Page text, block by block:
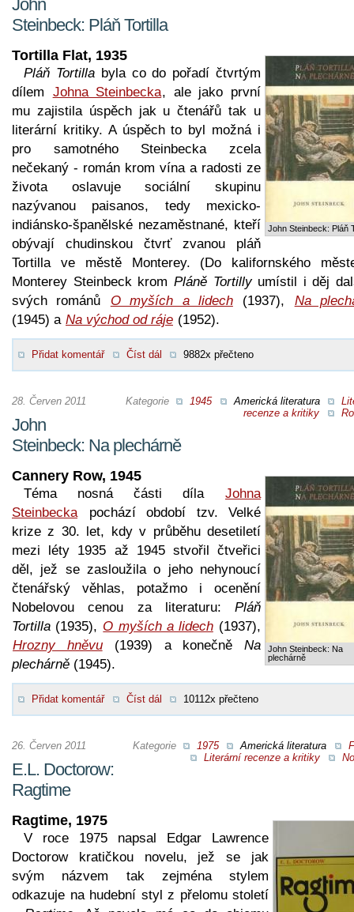
John
Steinbeck: Pláň Tortilla
John Steinbeck: Pláň
Tortilla Flat, 1935
Pláň Tortillabyla co do pořadí čtvrtým
dílem Johna Steinbecka, ale jako první
mu zajistila úspěch jak u čtenářů tak u
literární kritiky. A úspěch to byl možná i
pro samotného Steinbecka zcela
nečekaný - román krom vína a radosti ze
života oslavuje sociální skupinu
nazývanou paisanos, tedy mexicko-
indiánsko-španělské nezaměstnané, kteří
obývají chudinskou čtvrť zvanou pláň
Tortilla ve městě Monterey. (Do kalifornského
Monterey Steinbeck krom Pláně Tortillyumístil i děj
svých románů
O myších a lidech (1937), Na
(1945) a Na východ od ráje (1952).
Přidat komentář Číst dál 9882x přečteno
Kategorie 1945 Americká literatura
recenze a kritiky
28. Červen 2011
John
Steinbeck: Na plechárně
John Steinbeck: Na
plechárně
Cannery Row, 1945
Téma nosná části díla Johna
Steinbecka pochází období tzv. Velké
krize z 30. let, kdy v průběhu desetiletí
mezi léty 1935 až 1945 stvořil čtveřici
děl, jež se zasloužila o jeho nehynoucí
čtenářský věhlas, potažmo i ocenění
Nobelovou cenou za literaturu: Pláň
Tortilla (1935), O myších a lidech (1937),
Hrozny hněvu (1939) a konečněNa
plechárně (1945).
Přidat komentář Číst dál 10112x přečteno
Kategorie 1975 Americká literatura
Literární recenze a kritiky
26. Červen 2011
E.L. Doctorow:
Ragtime
Ragtime, 1975
V roce 1975 napsal Edgar Lawrence
Doctorow kratičkou novelu, jež se jak
svým názvem tak zejména stylem
odkazuje na hudební styl z přelomu století